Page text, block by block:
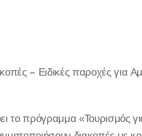
– Ειδικές παροχές για
το πρόγραμμα